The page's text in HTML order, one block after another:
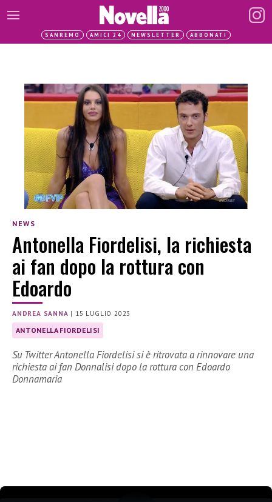
SANREMO AMICI 24 NEWSLETTER ABBONATI
NEWS
Antonella Fiordelisi, la richiesta
ai fan dopo la rottura con
Edoardo
ANDREA SANNA | 15 LUGLIO 2023
ANTONELLA FIORDELISI
Su Twitter Antonella Fiordelisi si è ritrovata a rinnovare una
richiesta ai fan Donnalisi dopo la rottura con Edoardo
Donnamaria